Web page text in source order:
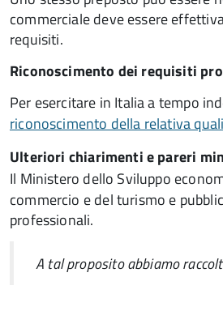
commerciale deve essere
requisiti.
Riconoscimento dei requisiti
Per esercitare in Italia a tempo
riconoscimento della relativa
Ulteriori chiarimenti e pareri
Il Ministero dello Sviluppo
commercio e del turismo e
professionali.
A tal proposito abbiamo